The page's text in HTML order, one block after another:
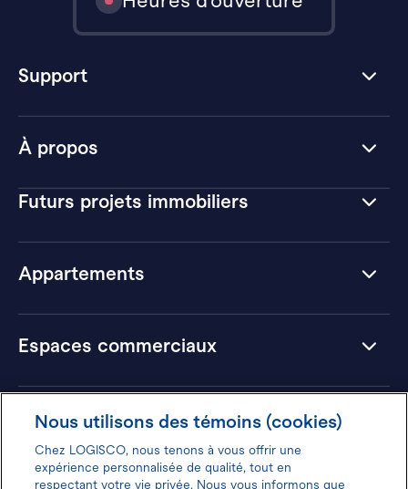
À propos
Futurs projets immobiliers
Appartements
Espaces commerciaux
Hôtels
Support
Nous utilisons des témoins (cookies)
Chez LOGISCO, nous tenons à vous offrir une
expérience personnalisée de qualité, tout en
respectant votre vie privée. Nous vous informons que